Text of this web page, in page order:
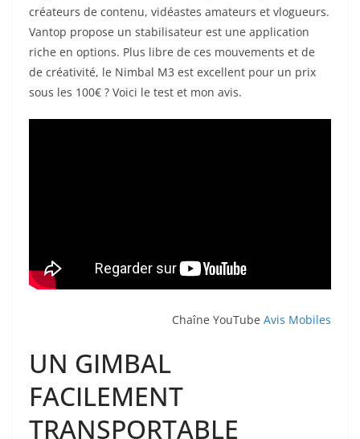
créateurs de contenu, vidéastes amateurs et vlogueurs.
Vantop propose un stabilisateur est une application
riche en options. Plus libre de ces mouvements et de
de créativité, le Nimbal M3 est excellent pour un prix
sous les 100€ ? Voici le test et mon avis.
Chaîne YouTube Avis Mobiles
UN GIMBAL
FACILEMENT
TRANSPORTABLE